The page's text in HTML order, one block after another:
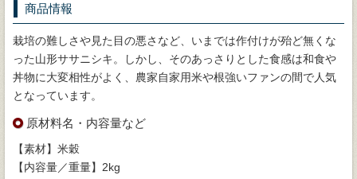
商品情報
栽培の難しさや見た目の悪さなど、いまでは作付けが殆ど無くな
った山形ササニシキ。しかし、そのあっさりとした食感は和食や
丼物に大変相性がよく、農家自家用米や根強いファンの間で人気
となっています。
原材料名・内容量など
【素材】米穀
【内容量／重量】2kg